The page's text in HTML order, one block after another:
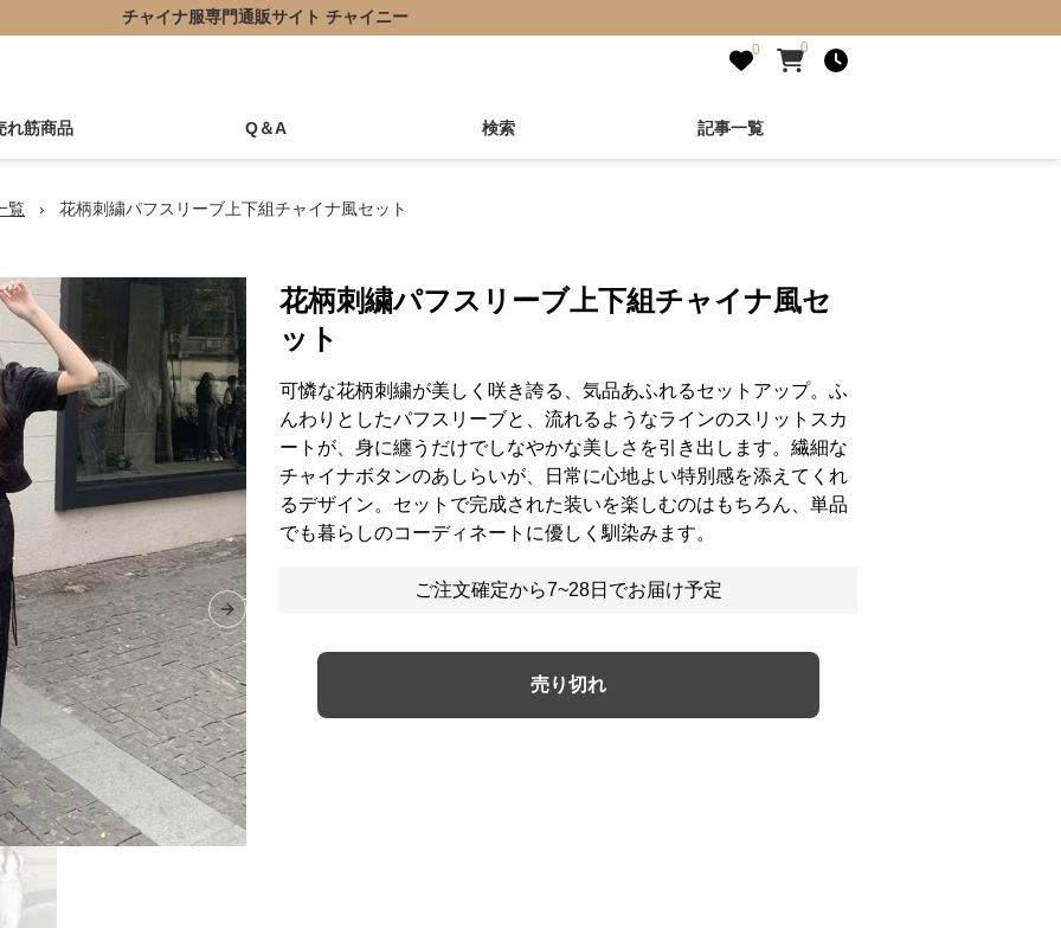
チャイナ服専門通販サイト チャイニー
0 0
れ筋商品 Q＆A 検索 記事一覧
覧 › 花柄刺繍パフスリーブ上下組チャイナ風セット
Next slide
花柄刺繍パフスリーブ上下組チャイナ風セ
ット
可憐な花柄刺繍が美しく咲き誇る、気品あふれるセットアップ。ふ
んわりとしたパフスリーブと、流れるようなラインのスリットスカ
ートが、身に纏うだけでしなやかな美しさを引き出します。繊細な
チャイナボタンのあしらいが、日常に心地よい特別感を添えてくれ
るデザイン。セットで完成された装いを楽しむのはもちろん、単品
でも暮らしのコーディネートに優しく馴染みます。
ご注文確定から7~28日でお届け予定
売り切れ